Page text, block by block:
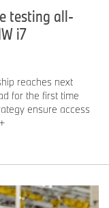
testing all-
i7
reaches next
for the first time
ensure access